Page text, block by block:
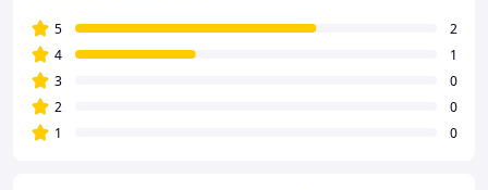
5
2
4
1
3
0
2
0
1
0